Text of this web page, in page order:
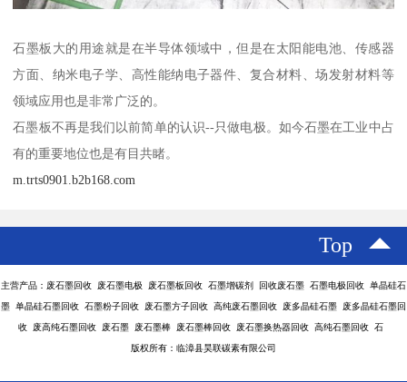
石墨板大的用途就是在半导体领域中，但是在太阳能电池、传感器
方面、纳米电子学、高性能纳电子器件、复合材料、场发射材料等
领域应用也是非常广泛的。
石墨板不再是我们以前简单的认识--只做电极。如今石墨在工业中占
有的重要地位也是有目共睹。
m.trts0901.b2b168.com
Top
主营产品：废石墨回收 废石墨电极 废石墨板回收 石墨增碳剂 回收废石墨 石墨电极回收 单晶硅石
墨 单晶硅石墨回收 石墨粉子回收 废石墨方子回收 高纯废石墨回收 废多晶硅石墨 废多晶硅石墨回
收 废高纯石墨回收 废石墨 废石墨棒 废石墨棒回收 废石墨换热器回收 高纯石墨回收 石
版权所有：临漳县昊联碳素有限公司